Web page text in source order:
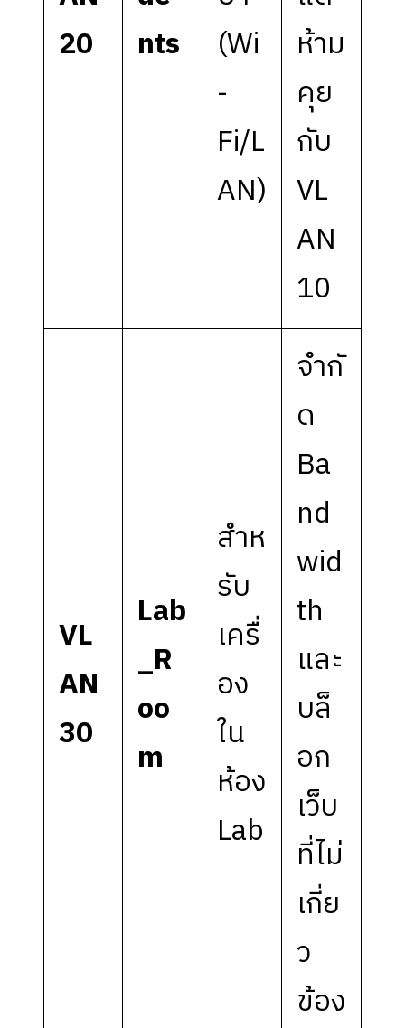
20
nts
(Wi
-
Fi/L
AN)
ห้าม
คุย
กับ
VL
AN
10
VL
AN
30
Lab
_R
oo
m
สำห
รับ
เครื่
อง
ใน
ห้อง
Lab
จำกั
ด
Ba
nd
wid
th
และ
บล็
อก
เว็บ
ที่ไม่
เกี่ย
ว
ข้อง